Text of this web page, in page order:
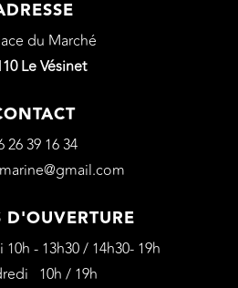
du Marché
Le Vésinet
26 39 16 34
D'OUVERTURE
- 13h30 / 14h30- 19h
10h / 19h